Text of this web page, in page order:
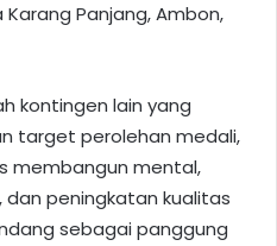
Panjang, Ambon,
kontingen lain yang
target perolehan medali,
membangun mental,
peningkatan kualitas
sebagai panggung